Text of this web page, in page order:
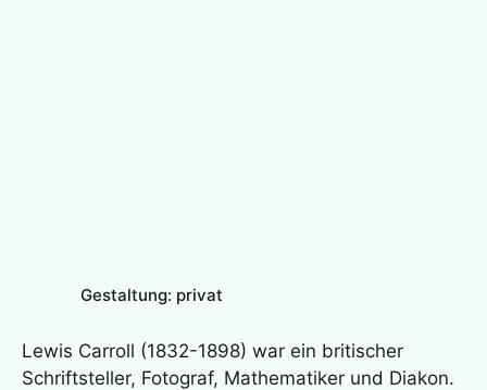
Gestaltung: privat
Lewis Carroll (1832-1898) war ein britischer
Schriftsteller, Fotograf, Mathematiker und Diakon.